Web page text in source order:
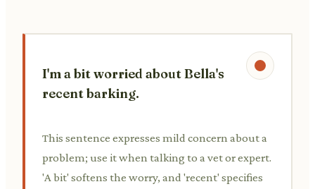
I'm a bit worried about Bella's
recent barking.
This sentence expresses mild concern about a
problem; use it when talking to a vet or expert.
'A bit' softens the worry, and 'recent' specifies